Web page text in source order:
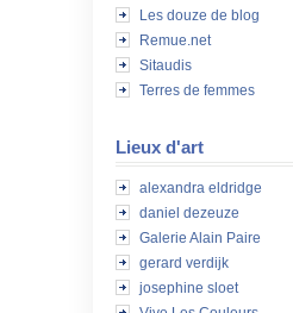
Les douze de blog
Remue.net
Sitaudis
Terres de femmes
Lieux d'art
alexandra eldridge
daniel dezeuze
Galerie Alain Paire
gerard verdijk
josephine sloet